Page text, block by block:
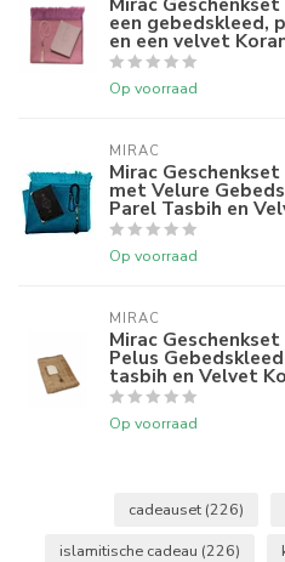
een gebedskleed,
en een velvet
Op voorraad
MIRAC
Mirac
met Velure
Parel Tasbih en
Op voorraad
MIRAC
Mirac
Pelus
tasbih en Velvet
Op voorraad
cadeauset (226)
islamitische cadeau (226)